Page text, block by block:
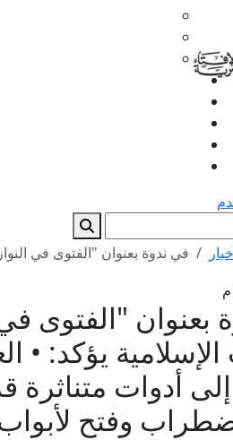
في ندوة بعنوان "الفتوى في
بعنوان "الفتوى
يؤكد: •
أدوات متناثرة
وفتح لأبواب